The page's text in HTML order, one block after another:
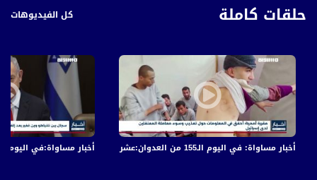
حلقات كاملة كل الفيديوهات
أخبار مساواة:في اليوم الـ152 من العدوان: عشرات الشهداء والجرحى في قصف الاحتلال المتواصل على أخبار مساواة: في اليوم الـ155 من العدوان:عشرات الشهداء والجرحى في قصف الاحتلال المتواصل على قطاع غزة